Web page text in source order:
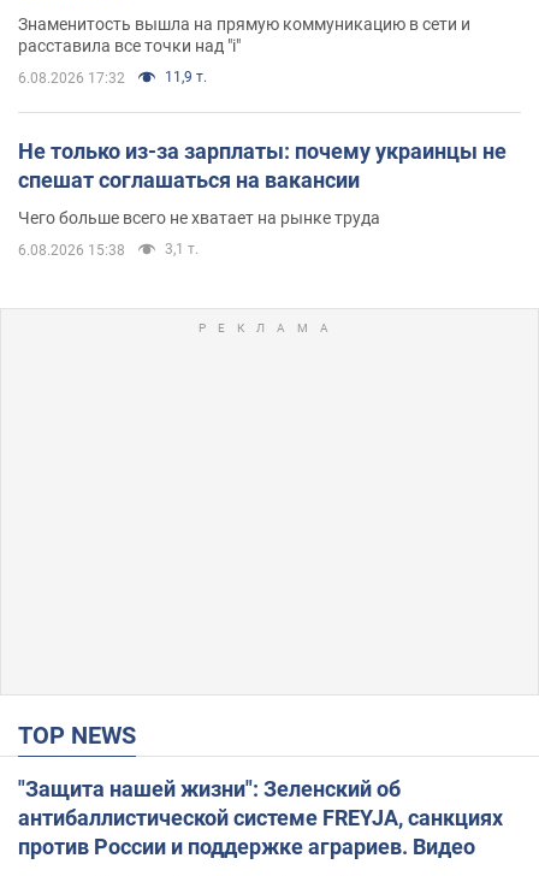
Знаменитость вышла на прямую коммуникацию в сети и
расставила все точки над "i"
6.08.2026 17:32 11,9 т.
Не только из-за зарплаты: почему украинцы не
спешат соглашаться на вакансии
Чего больше всего не хватает на рынке труда
6.08.2026 15:38 3,1 т.
TOP NEWS
"Защита нашей жизни": Зеленский об
антибаллистической системе FREYJA, санкциях
против России и поддержке аграриев. Видео